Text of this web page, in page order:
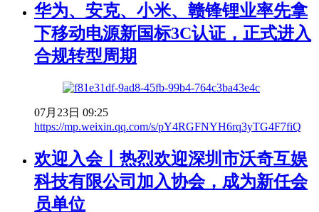
华为、安克、小米、赣锋锂业率先拿
下移动电源新国标3C认证，正式进入
合规转型周期
07月23日 09:25
https://mp.weixin.qq.com/s/pY4RGFNYH6rq3yTG4F7fiQ
欢迎入会丨热烈欢迎深圳市沃奇互娱
科技有限公司加入协会，成为新任会
员单位